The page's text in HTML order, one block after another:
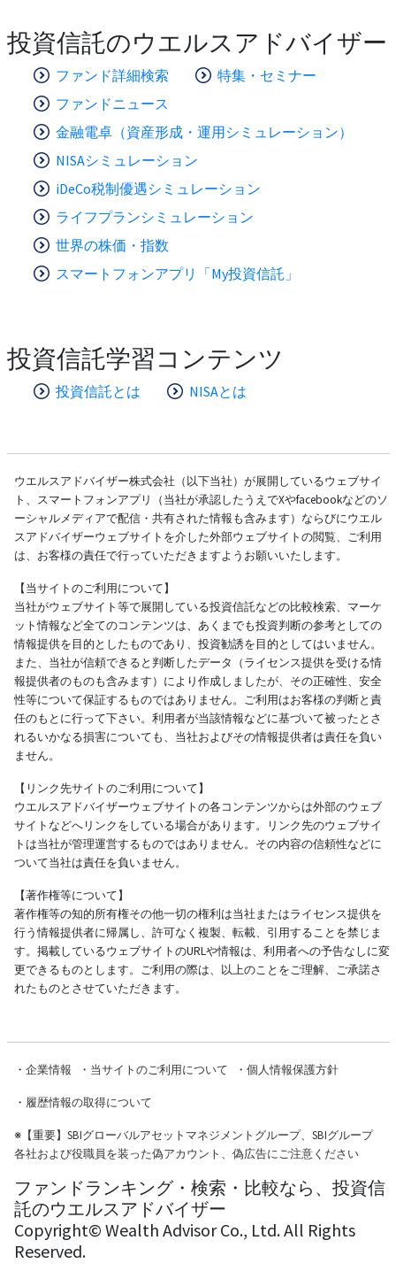
投資信託のウエルスアドバイザー
ファンド詳細検索
特集・セミナー
ファンドニュース
金融電卓（資産形成・運用シミュレーション）
NISAシミュレーション
iDeCo税制優遇シミュレーション
ライフプランシミュレーション
世界の株価・指数
スマートフォンアプリ「My投資信託」
投資信託学習コンテンツ
投資信託とは NISAとは
ウエルスアドバイザー株式会社（以下当社）が展開しているウェブサイ
ト、スマートフォンアプリ（当社が承認したうえでXやfacebookなどのソ
ーシャルメディアで配信・共有された情報も含みます）ならびにウエル
スアドバイザーウェブサイトを介した外部ウェブサイトの閲覧、ご利用
は、お客様の責任で行っていただきますようお願いいたします。
【当サイトのご利用について】
当社がウェブサイト等で展開している投資信託などの比較検索、マーケ
ット情報など全てのコンテンツは、あくまでも投資判断の参考としての
情報提供を目的としたものであり、投資勧誘を目的としてはいません。
また、当社が信頼できると判断したデータ（ライセンス提供を受ける情
報提供者のものも含みます）により作成しましたが、その正確性、安全
性等について保証するものではありません。ご利用はお客様の判断と責
任のもとに行って下さい。利用者が当該情報などに基づいて被ったとさ
れるいかなる損害についても、当社およびその情報提供者は責任を負い
ません。
【リンク先サイトのご利用について】
ウエルスアドバイザーウェブサイトの各コンテンツからは外部のウェブ
サイトなどへリンクをしている場合があります。リンク先のウェブサイ
トは当社が管理運営するものではありません。その内容の信頼性などに
ついて当社は責任を負いません。
【著作権等について】
著作権等の知的所有権その他一切の権利は当社またはライセンス提供を
行う情報提供者に帰属し、許可なく複製、転載、引用することを禁じま
す。掲載しているウェブサイトのURLや情報は、利用者への予告なしに変
更できるものとします。ご利用の際は、以上のことをご理解、ご承諾さ
れたものとさせていただきます。
・ 企業情報 ・ 当サイトのご利用について ・ 個人情報保護方針
・ 履歴情報の取得について
※【重要】SBIグローバルアセットマネジメントグループ、SBIグループ
各社および役職員を装った偽アカウント、偽広告にご注意ください
ファンドランキング・検索・比較なら、投資信
託のウエルスアドバイザー
Copyright© Wealth Advisor Co., Ltd. All Rights
Reserved.